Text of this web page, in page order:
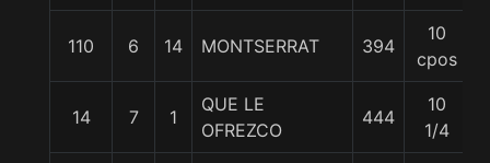
110 6 14 MONTSERRAT 394
10
cpos
14 7 1
QUE LE
OFREZCO
444
10
1/4